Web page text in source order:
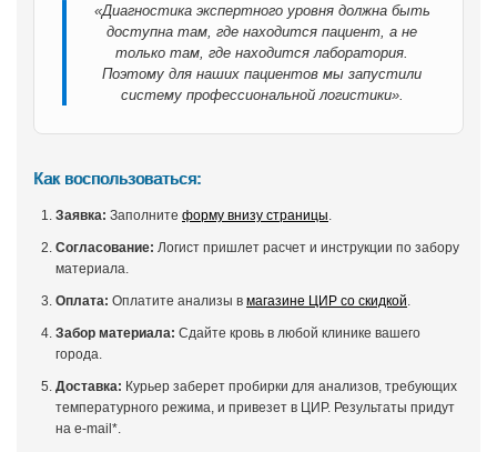
«Диагностика экспертного уровня должна быть
доступна там, где находится пациент, а не
только там, где находится лаборатория.
Поэтому для наших пациентов мы запустили
систему профессиональной логистики».
Как воспользоваться:
Заявка: Заполните форму внизу страницы.
Согласование: Логист пришлет расчет и инструкции по забору
материала.
Оплата: Оплатите анализы в магазине ЦИР со скидкой.
Забор материала: Сдайте кровь в любой клинике вашего
города.
Доставка: Курьер заберет пробирки для анализов, требующих
температурного режима, и привезет в ЦИР. Результаты придут
на e-mail*.